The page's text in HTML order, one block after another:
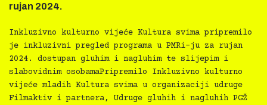
rujan 2024.
Inkluzivno kulturno vijeće Kultura svima pripremilo
je inkluzivni pregled programa u PMRi-ju za rujan
2024. dostupan gluhim i nagluhim te slijepim i
slabovidnim osobamaPripremilo Inkluzivno kulturno
vijeće mladih Kultura svima u organizaciji udruge
Filmaktiv i partnera, Udruge gluhih i nagluhih PGŽ